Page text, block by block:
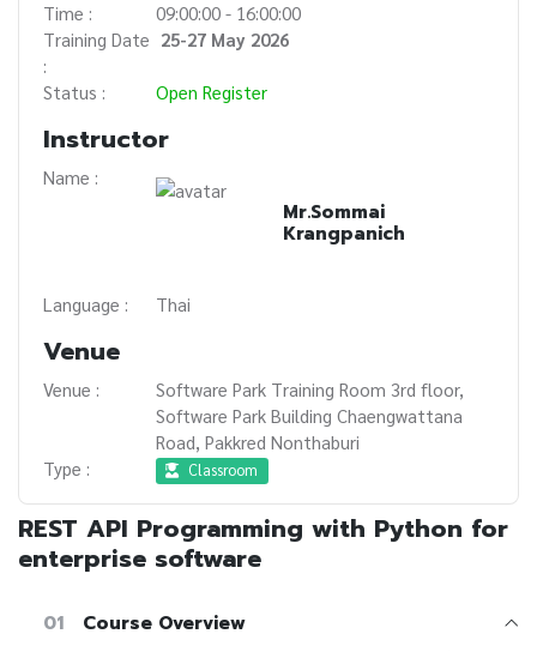
Time :
09:00:00 - 16:00:00
Training Date
:
25-27 May 2026
Status : Open Register
Instructor
Name :
Mr.Sommai
Krangpanich
Language : Thai
Venue
Venue :
Software Park Training Room 3rd floor,
Software Park Building Chaengwattana
Road, Pakkred Nonthaburi
Type :
Classroom
REST API Programming with Python for
enterprise software
01 Course Overview